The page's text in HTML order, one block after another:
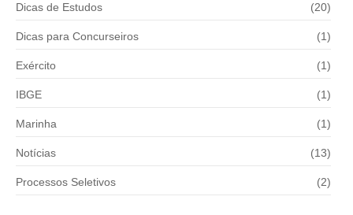
Dicas de Estudos (20)
Dicas para Concurseiros (1)
Exército (1)
IBGE (1)
Marinha (1)
Notícias (13)
Processos Seletivos (2)